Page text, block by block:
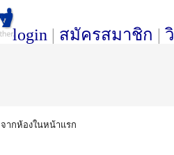
login | สมัครสมาชิก |
จากห้องในหน้าแรก